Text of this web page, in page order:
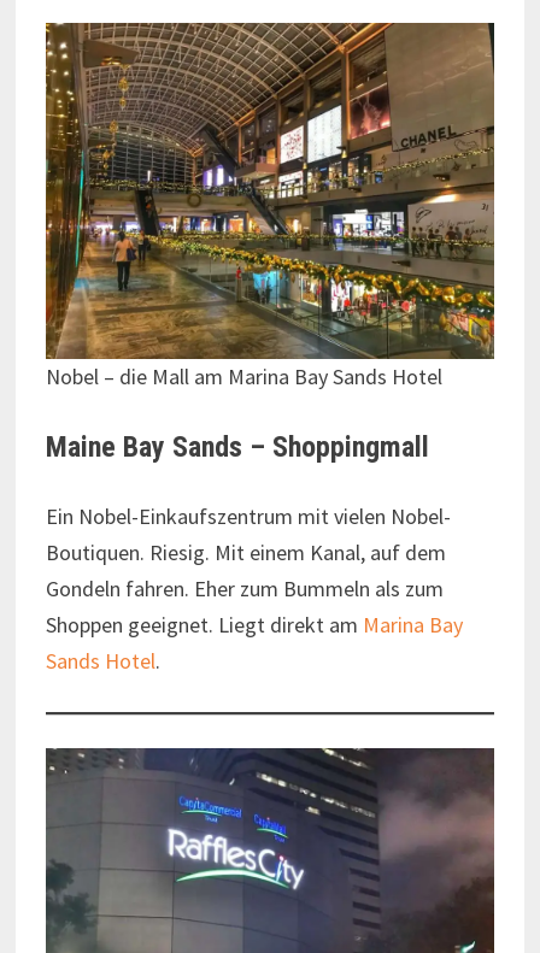
Nobel – die Mall am Marina Bay Sands Hotel
Maine Bay Sands – Shoppingmall
Ein Nobel-Einkaufszentrum mit vielen Nobel-
Boutiquen. Riesig. Mit einem Kanal, auf dem
Gondeln fahren. Eher zum Bummeln als zum
Shoppen geeignet. Liegt direkt am Marina Bay
Sands Hotel.